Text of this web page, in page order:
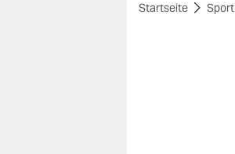
themen
Startseite Sport